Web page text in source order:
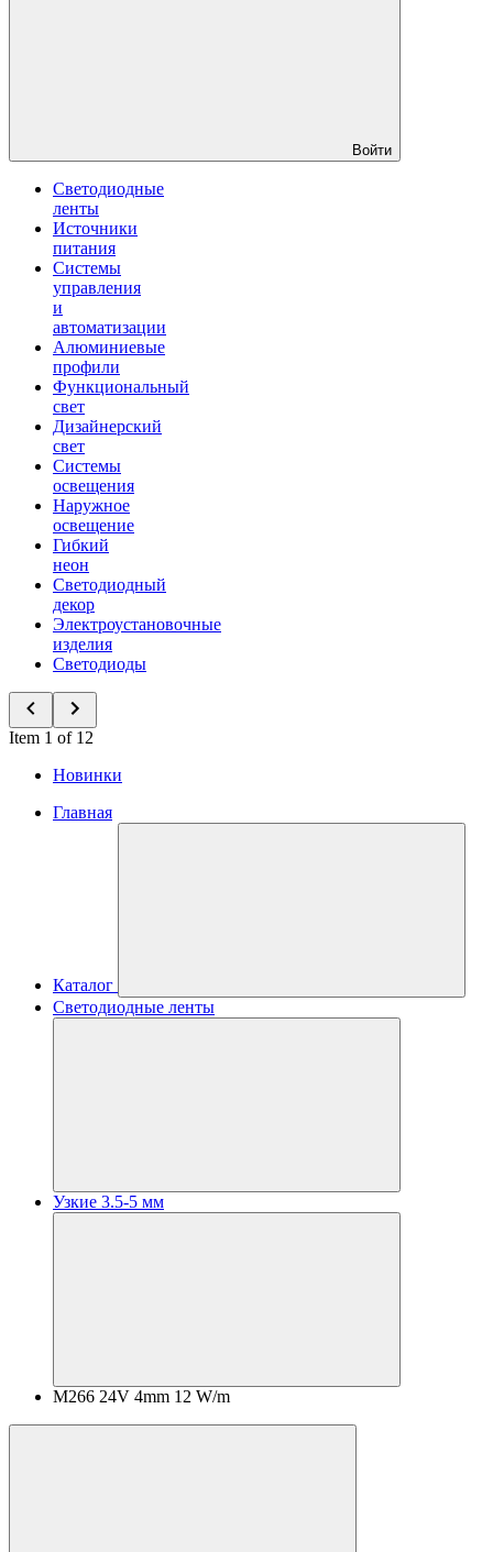
Войти
Светодиодные
ленты
Источники
питания
Системы
управления
и
автоматизации
Алюминиевые
профили
Функциональный
свет
Дизайнерский
свет
Системы
освещения
Наружное
освещение
Гибкий
неон
Светодиодный
декор
Электроустановочные
изделия
Светодиоды
Item 1 of 12
Новинки
Главная
Каталог
Светодиодные ленты
Узкие 3.5-5 мм
M266 24V 4mm 12 W/m